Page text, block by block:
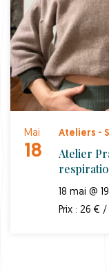
Mai
18
Ateliers -
Atelier
18 mai @
Prix : 26 € /